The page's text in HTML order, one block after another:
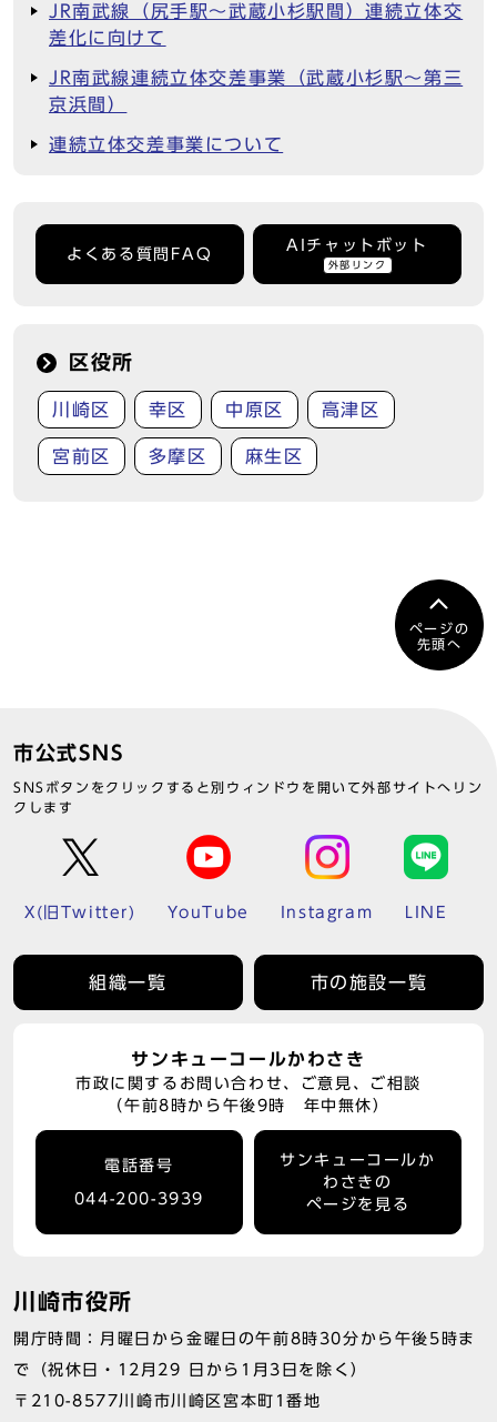
JR南武線（尻手駅～武蔵小杉駅間）連続立体交
差化に向けて
JR南武線連続立体交差事業（武蔵小杉駅～第三
京浜間）
連続立体交差事業について
よくある質問FAQ
AIチャットボット
外部リンク
区役所
川崎区 幸区 中原区 高津区
宮前区 多摩区 麻生区
ページの
先頭へ
市公式SNS
SNSボタンをクリックすると別ウィンドウを開いて外部サイトへリン
クします
X(旧Twitter) YouTube Instagram LINE
組織一覧 市の施設一覧
サンキューコールかわさき
市政に関するお問い合わせ、ご意見、ご相談
（午前8時から午後9時 年中無休）
電話番号
044-200-3939
サンキューコールか
わさきの
ページを見る
川崎市役所
開庁時間：月曜日から金曜日の午前8時30分から午後5時ま
で（祝休日・12月29 日から1月3日を除く）
〒210-8577川崎市川崎区宮本町1番地